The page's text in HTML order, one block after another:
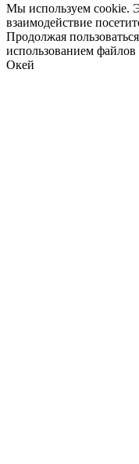
Мы используем cookie.
взаимодействие
Продолжая
использованием файлов
Окей